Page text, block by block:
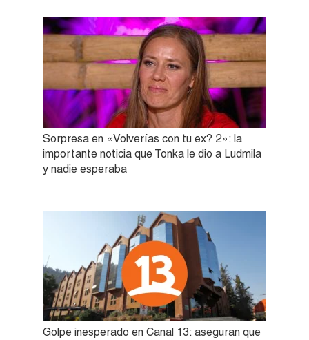
Sorpresa en «Volverías con tu ex? 2»: la
importante noticia que Tonka le dio a Ludmila
y nadie esperaba
Golpe inesperado en Canal 13: aseguran que